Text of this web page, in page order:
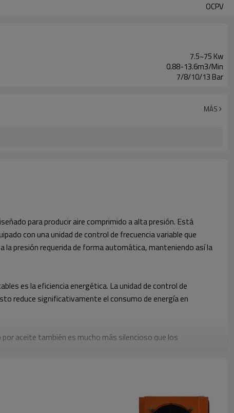
OCPV
7.5~75 Kw
0.88-13.6m3/Min
7/8/10/13 Bar
MÁS
para producir aire comprimido a alta presión. Está
con una unidad de control de frecuencia variable que
la presión requerida de forma automática, manteniendo así la
es la eficiencia energética. La unidad de control de
reduce significativamente el consumo de energía en
aceite también es mucho más silencioso que los
Esta característica es especialmente útil en
más rentable que los compresores convencionales.